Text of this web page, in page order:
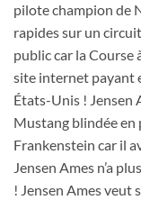
pilote champion de
rapides sur un
public car la Course
site internet payant
États-Unis ! Jensen
Mustang blindée en
Frankenstein car il
Jensen Ames n’a
! Jensen Ames veut